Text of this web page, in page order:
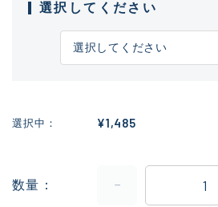
選択してください
選択中 ¥1,485
数量